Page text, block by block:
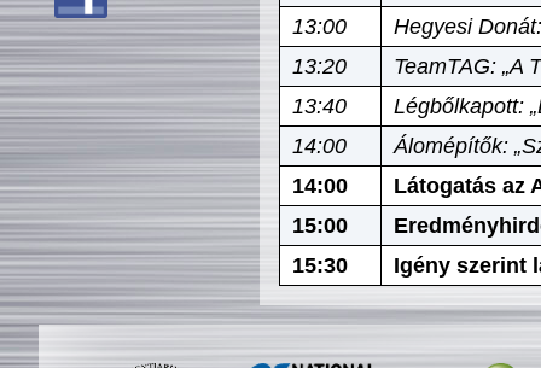
13:00
Hegyesi
13:20
TeamTAG: „A
13:40
Légbőlkapott:
14:00
Álomépítők:
14:00
Látogatás az
15:00
15:30
Igény szerint